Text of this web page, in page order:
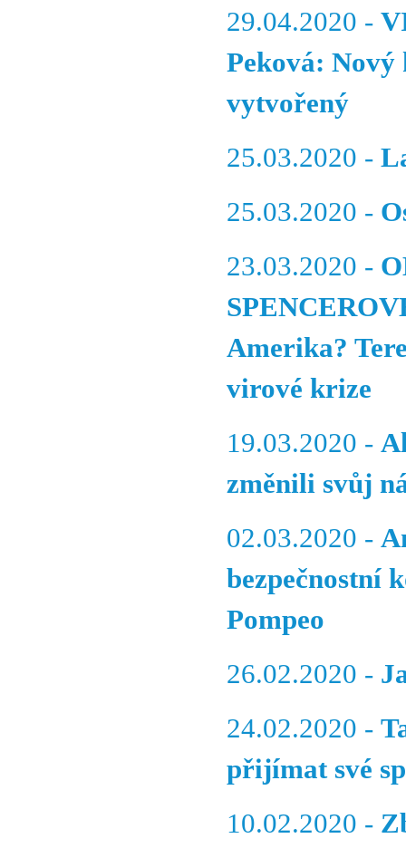
29.04.2020 -
Peková: Nový
vytvořený
25.03.2020 -
25.03.2020 -
23.03.2020 -
Amerika?
virové krize
19.03.2020 -
změnili svůj
02.03.2020 -
bezpečnostní
Pompeo
26.02.2020 -
24.02.2020 -
přijímat své
10.02.2020 -